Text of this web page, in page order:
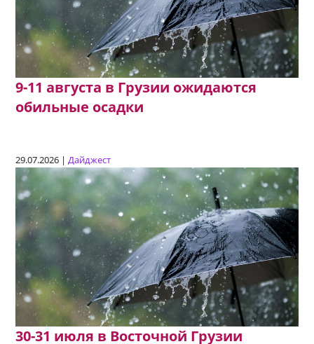
9-11 августа в Грузии ожидаются
обильные осадки
29.07.2026 |Дайджест
30-31 июля в Восточной Грузии